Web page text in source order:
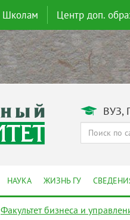
Школам Центр доп.
ВУЗ,
НАУКА ЖИЗНЬ ГУ
Факультет бизнеса и